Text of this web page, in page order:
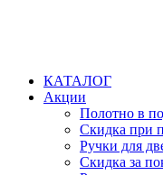
КАТАЛОГ
Акции
Полотно в
Скидка при
Ручки для
Скидка за